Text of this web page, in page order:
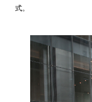
式。